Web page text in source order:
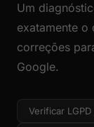
Um
exatamente
correções
Google.
Verificar LGPD